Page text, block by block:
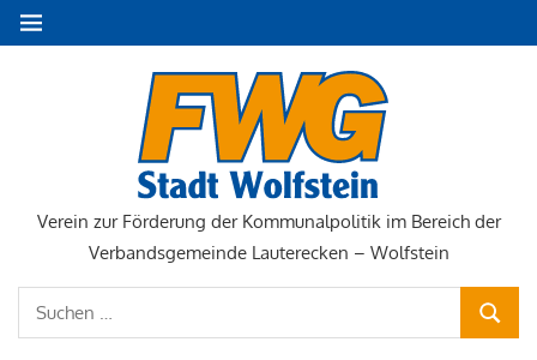
Zum
InhaltMENÜ
Verein zur Förderung der Kommunalpolitik im Bereich der
Verbandsgemeinde Lauterecken – Wolfstein
Suchen
nach: